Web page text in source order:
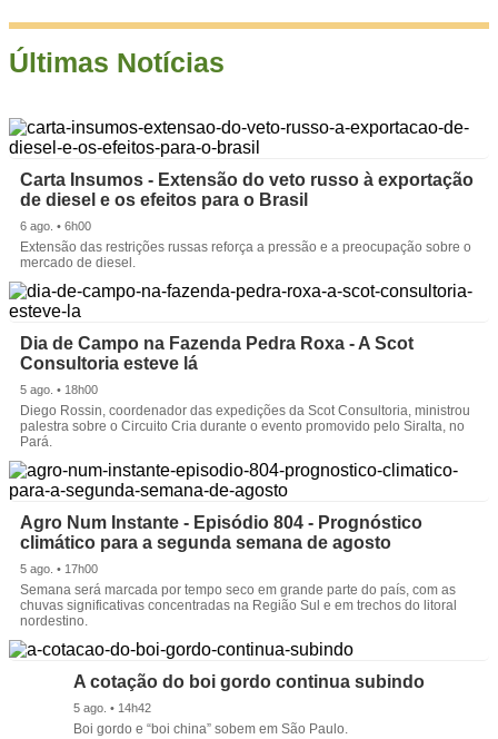
Últimas Notícias
Carta Insumos - Extensão do veto russo à exportação
de diesel e os efeitos para o Brasil
6 ago. • 6h00
Extensão das restrições russas reforça a pressão e a preocupação sobre o
mercado de diesel.
Dia de Campo na Fazenda Pedra Roxa - A Scot
Consultoria esteve lá
5 ago. • 18h00
Diego Rossin, coordenador das expedições da Scot Consultoria, ministrou
palestra sobre o Circuito Cria durante o evento promovido pelo Siralta, no
Pará.
Agro Num Instante - Episódio 804 - Prognóstico
climático para a segunda semana de agosto
5 ago. • 17h00
Semana será marcada por tempo seco em grande parte do país, com as
chuvas significativas concentradas na Região Sul e em trechos do litoral
nordestino.
A cotação do boi gordo continua subindo
5 ago. • 14h42
Boi gordo e “boi china” sobem em São Paulo.